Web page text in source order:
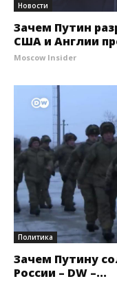
Новости
Зачем Путин
США и Англии
Moscow Insider
Политика
Зачем Путину
России – DW –...